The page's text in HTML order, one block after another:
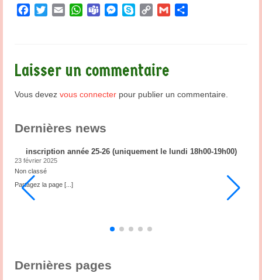
Facebook
TwitterEmailWhatsApp
TeamsMessenger
SkypeCopy Gmail
Laisser un commentaire
Vous devez vous connecter pour publier un commentaire.
Dernières news
inscription année 25-26 (uniquement le lundi 18h00-19h00)
23 février 2025
Non classé
Partagez la page [...]
Dernières pages